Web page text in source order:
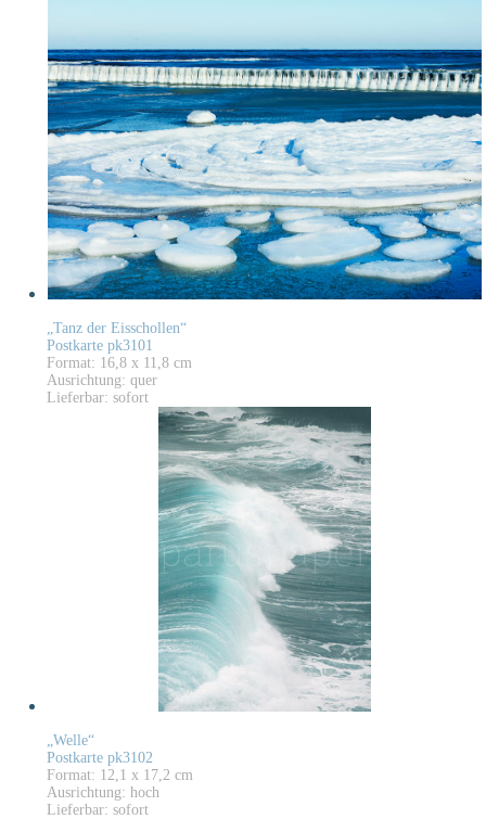
„Tanz der Eisschollen“
Postkarte pk3101
Format: 16,8 x 11,8 cm
Ausrichtung: quer
Lieferbar: sofort
„Welle“
Postkarte pk3102
Format: 12,1 x 17,2 cm
Ausrichtung: hoch
Lieferbar: sofort